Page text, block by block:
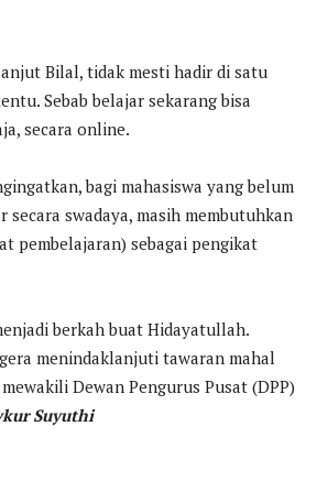
Bilal, tidak mesti hadir di satu
Sebab belajar sekarang bisa
secara online.
bagi mahasiswa yang belum
secara swadaya, masih membutuhkan
pembelajaran) sebagai pengikat
berkah buat Hidayatullah.
menindaklanjuti tawaran mahal
Dewan Pengurus Pusat (DPP)
Suyuthi